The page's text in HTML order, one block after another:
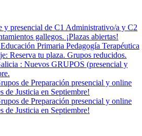
y presencial de C1 Administrativo/a y C2
gallegos. ¡Plazas abiertas!
Primaria Pedagogía Terapéutica
Reserva tu plaza. Grupos reducidos.
: Nuevos GRUPOS (presencial y
de Preparación presencial y online
de Justicia en Septiembre!
de Preparación presencial y online
de Justicia en Septiembre!